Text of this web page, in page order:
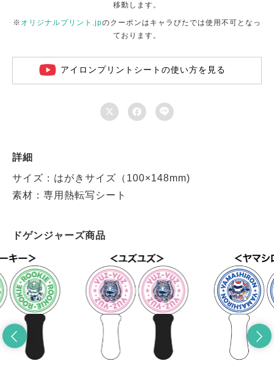
移動します。
※ オリジナルプリント.jpのクーポンはキャラぴたでは使用不可となっ
ております。
アイロンプリントシートの使い方を見る
  
詳細
サイズ：はがきサイズ（100×148mm)
素材：専用熱転写シート
ドゲンジャーズ商品